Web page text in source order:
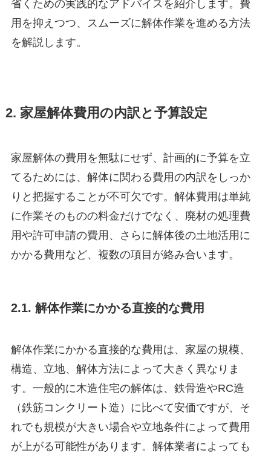
省くための実践的なアドバイスを紹介します。費
用を抑えつつ、スムーズに解体作業を進める方法
を解説します。
2. 家屋解体費用の内訳と予算設定
家屋解体の費用を無駄にせず、計画的に予算を立
てるためには、解体に関わる費用の内訳をしっか
りと把握することが不可欠です。解体費用は単純
に作業そのものの料金だけでなく、廃材の処理費
用や許可申請の費用、さらに解体後の土地活用に
かかる費用など、複数の項目が絡み合います。
2.1. 解体作業にかかる直接的な費用
解体作業にかかる直接的な費用は、家屋の規模、
構造、立地、解体方法によって大きく異なりま
す。一般的に木造住宅の解体は、鉄骨造やRC造
（鉄筋コンクリート造）に比べて安価ですが、そ
れでも規模が大きい場合や立地条件によって費用
が上がる可能性があります。解体業者によっても